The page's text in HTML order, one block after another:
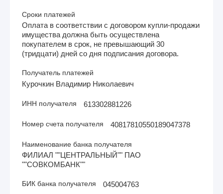
Сроки платежей
Оплата в соответствии с договором купли-продажи
имущества должна быть осуществлена
покупателем в срок, не превышающий 30
(тридцати) дней со дня подписания договора.
Получатель платежей
Курочкин Владимир Николаевич
ИНН получателя 613302881226
Номер счета получателя 40817810550189047378
Наименование банка получателя
ФИЛИАЛ ""ЦЕНТРАЛЬНЫЙ"" ПАО
""СОВКОМБАНК""
БИК банка получателя 045004763